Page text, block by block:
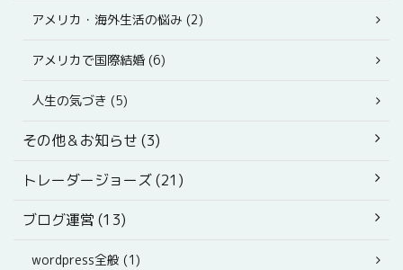
アメリカ・海外生活の悩み (2)
アメリカで国際結婚 (6)
人生の気づき (5)
その他＆お知らせ (3)
トレーダージョーズ (21)
ブログ運営 (13)
wordpress全般 (1)